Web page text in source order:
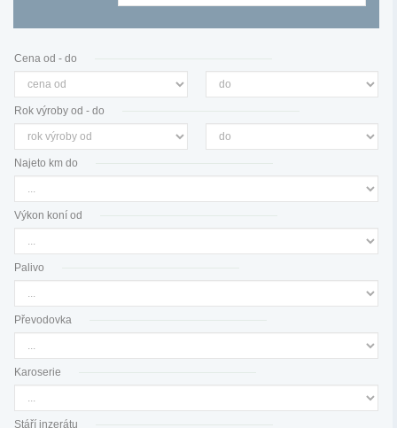
Cena od - do
Rok výroby od - do
Najeto km do
Výkon koní od
Palivo
Převodovka
Karoserie
Stáří inzerátu